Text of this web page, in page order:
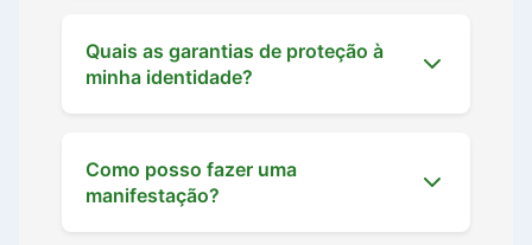
Quais as garantias de proteção à
minha identidade?
Como posso fazer uma
manifestação?